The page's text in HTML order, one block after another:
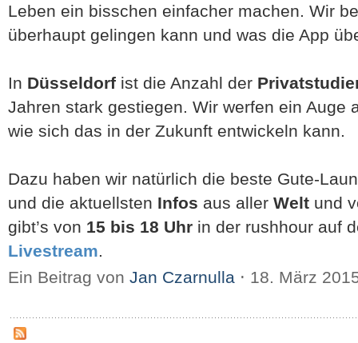
Leben ein bisschen einfacher machen. Wir
überhaupt gelingen kann und was die App
In Düsseldorf ist die Anzahl der
Jahren stark gestiegen. Wir werfen ein Auge
wie sich das in der Zukunft entwickeln kann.
Dazu haben wir natürlich die beste Gute-
und die aktuellsten Infos aus aller Welt und
gibt’s von 15 bis 18 Uhr in der rushhour auf
Livestream.
Ein Beitrag von Jan Czarnulla ⋅ 18. März